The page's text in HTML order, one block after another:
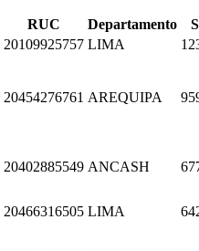
RUC Departamento
20109925757 LIMA
20454276761 AREQUIPA
20402885549 ANCASH
20466316505 LIMA